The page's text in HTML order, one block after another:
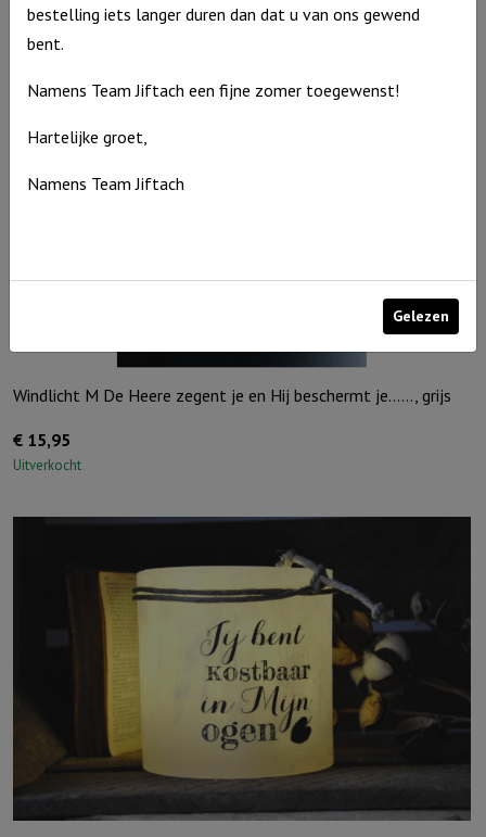
Uitverkocht
Windlicht M De Heere zegent je en Hij beschermt je……, grijs
€ 15,95
Uitverkocht
bestelling iets langer duren dan dat u van ons gewend
bent.
Namens Team Jiftach een fijne zomer toegewenst!
Hartelijke groet,
Namens Team Jiftach
Gelezen